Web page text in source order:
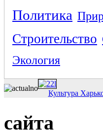
Политика
Строительство
Экология
Культура
сайта